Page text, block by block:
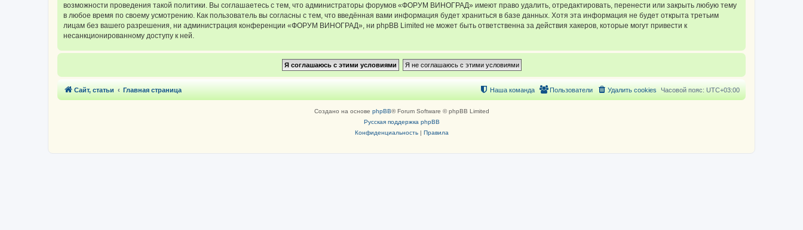
возможности проведения такой политики. Вы соглашаетесь с тем, что администраторы форумов «ФОРУМ ВИНОГРАД» имеют право удалить, отредактировать, перенести или закрыть любую тему
в любое время по своему усмотрению. Как пользователь вы согласны с тем, что введённая вами информация будет храниться в базе данных. Хотя эта информация не будет открыта третьим
лицам без вашего разрешения, ни администрация конференции «ФОРУМ ВИНОГРАД», ни phpBB Limited не может быть ответственна за действия хакеров, которые могут привести к
несанкционированному доступу к ней.
Сайт, статьи Главная страница Часовой пояс: UTC+03:00
Удалить cookies
Пользователи
Наша команда
Создано на основе phpBB® Forum Software © phpBB Limited
Русская поддержка phpBB
Конфиденциальность| Правила